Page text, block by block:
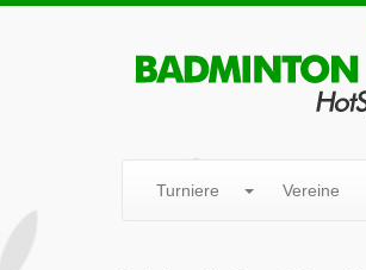
Turniere Vereine